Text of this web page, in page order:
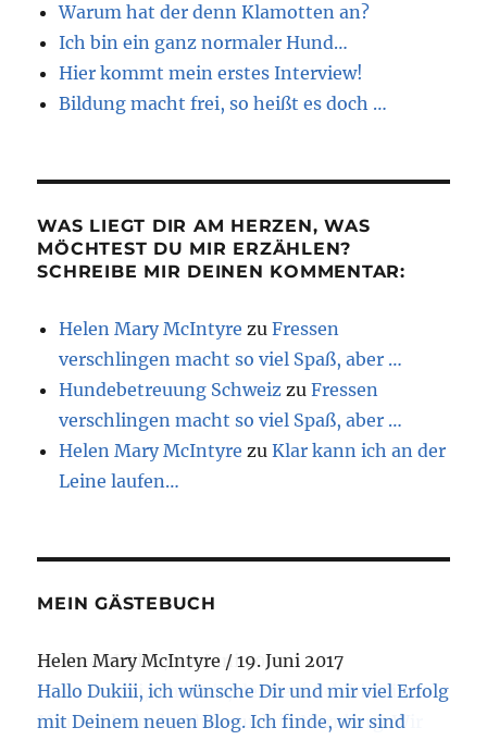
Warum hat der denn Klamotten an?
Ich bin ein ganz normaler Hund…
Hier kommt mein erstes Interview!
Bildung macht frei, so heißt es doch …
WAS LIEGT DIR AM HERZEN, WAS
MÖCHTEST DU MIR ERZÄHLEN?
SCHREIBE MIR DEINEN KOMMENTAR:
Helen Mary McIntyre zuFressen
verschlingen macht so viel Spaß, aber …
Hundebetreuung Schweiz zuFressen
verschlingen macht so viel Spaß, aber …
Helen Mary McIntyre zuKlar kann ich an der
Leine laufen…
MEIN GÄSTEBUCH
Helen Mary McIntyre /19. Juni 2017
Hallo Dukiii, ich wünsche Dir und mir viel Erfolg
mit Deinem neuen Blog. Ich finde, wir sind
Andrea Müller/19. Juni 2017
Hallo Dukiiii, ich bin's, der Perú. Ich bin ein
Mini-Xolo und wohne auch in Nürnberg. Wir